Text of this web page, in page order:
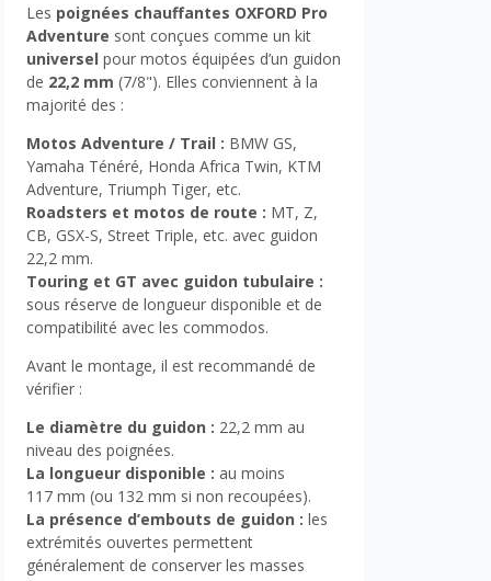
Les poignées chauffantes OXFORD Pro
Adventure sont conçues comme un kit
universel pour motos équipées d’un guidon
de 22,2 mm (7/8"). Elles conviennent à la
majorité des :
Motos Adventure / Trail : BMW GS,
Yamaha Ténéré, Honda Africa Twin, KTM
Adventure, Triumph Tiger, etc.
Roadsters et motos de route : MT, Z,
CB, GSX-S, Street Triple, etc. avec guidon
22,2 mm.
Touring et GT avec guidon tubulaire :
sous réserve de longueur disponible et de
compatibilité avec les commodos.
Avant le montage, il est recommandé de
vérifier :
Le diamètre du guidon : 22,2 mm au
niveau des poignées.
La longueur disponible : au moins
117 mm (ou 132 mm si non recoupées).
La présence d’embouts de guidon : les
extrémités ouvertes permettent
généralement de conserver les masses